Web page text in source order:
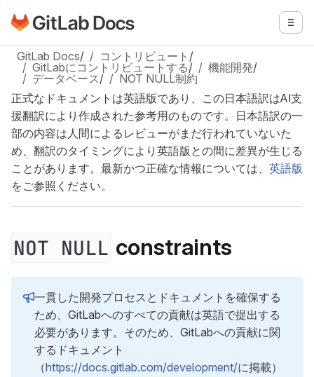
メインコンテンツにスキップ
GitLabドキュメントのホームページに移動 メニ
GitLab Docs/ コントリビュート /
GitLabにコントリビュートする/ 機能開発/
データベース/
NOT NULL制約
正式なドキュメントは英語版であり、この日本語訳はAI支
援翻訳により作成された参考用のものです。日本語訳の一
部の内容は人間によるレビューがまだ行われていないた
め、翻訳のタイミングにより英語版との間に差異が生じる
ことがあります。最新かつ正確な情報については、 英語版
をご参照ください。
NOT NULL constraints
一貫した開発プロセスとドキュメントを確保する
ため、GitLabへのすべての貢献は英語で提出する
必要があります。そのため、GitLabへの貢献に関
するドキュメント
（https://docs.gitlab.com/development/に掲載）